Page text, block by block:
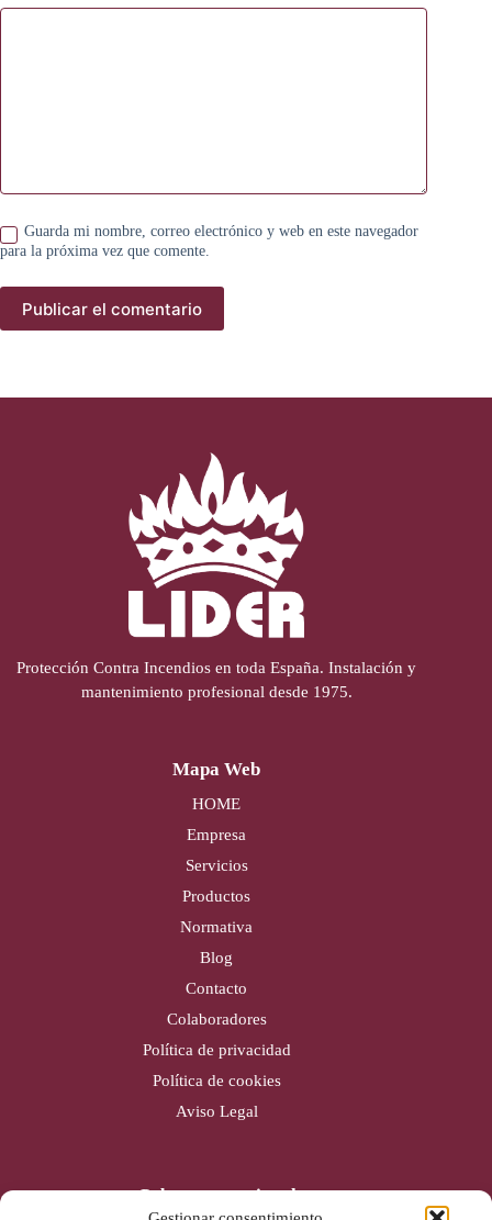
Guarda mi nombre, correo electrónico y web en este navegador
para la próxima vez que comente.
Publicar el comentario
Protección Contra Incendios en toda España. Instalación y
mantenimiento profesional desde 1975.
Mapa Web
HOME
Empresa
Servicios
Productos
Normativa
Blog
Contacto
Colaboradores
Política de privacidad
Política de cookies
Aviso Legal
Cobertura nacional